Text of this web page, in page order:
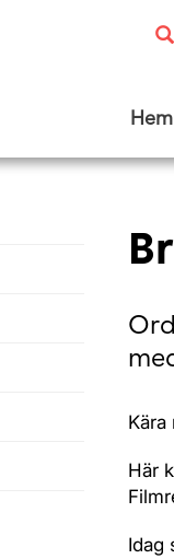
Hem
Kära
Här
Idag